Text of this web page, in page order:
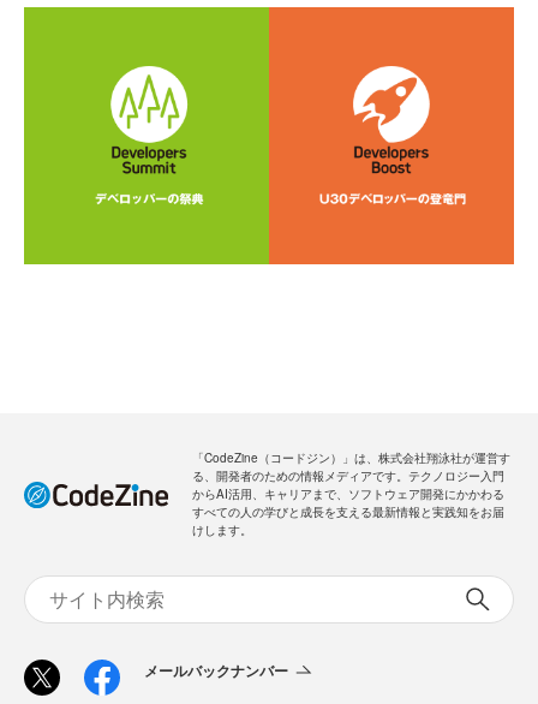
「CodeZine（コードジン）」は、株式会社翔泳社が運営す
る、開発者のための情報メディアです。テクノロジー入門
からAI活用、キャリアまで、ソフトウェア開発にかかわる
すべての人の学びと成長を支える最新情報と実践知をお届
けします。
メールバックナンバー